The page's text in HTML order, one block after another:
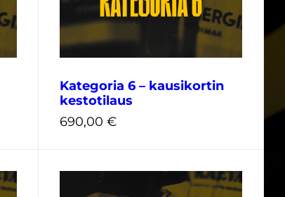
Kategoria 6 – kausikortin
kestotilaus
690,00 €